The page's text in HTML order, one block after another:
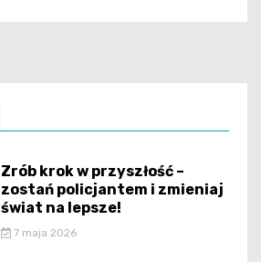
Zrób krok w przyszłość –
zostań policjantem i zmieniaj
świat na lepsze!
7 maja 2026